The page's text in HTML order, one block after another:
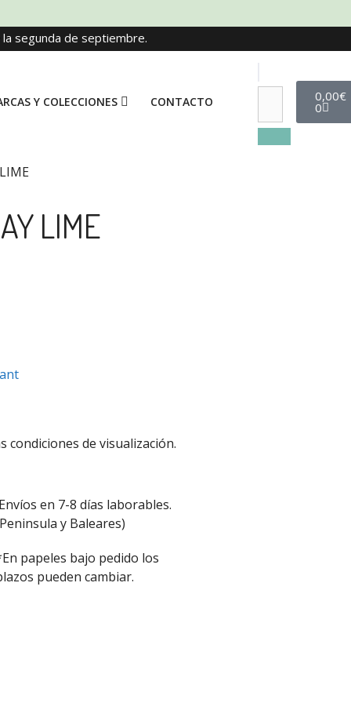
segunda de septiembre.
Y COLECCIONES CONTACTO 0,00€
0
LIME
condiciones de visualización.
Envíos en 7-8 días laborables.
y Baleares)
papeles bajo pedido los
pueden cambiar.